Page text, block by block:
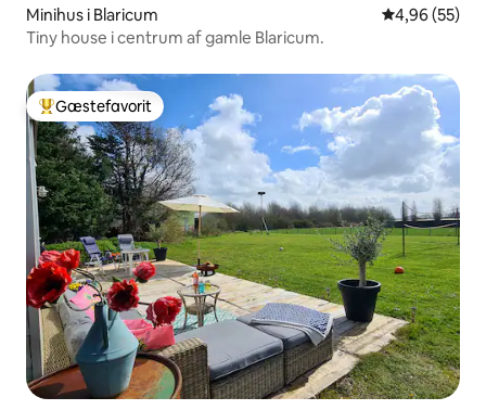
Minihus i Blaricum 4,96 ud af 5 i
4,96 (55)
Tiny house i centrum af gamle Blaricum.
Bedste gæstefavorit
Gæstefavorit